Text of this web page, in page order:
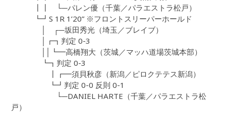
┃┃ └─パレン優（千葉／パラエストラ松戸）
┗┛S 1R 1’20” ※フロントスリーパーホールド
│ ┌─坂田秀光（埼玉／ブレイブ）
│┏┓判定 0-3
││┗━高橋翔大（茨城／マッハ道場茨城本部）
┗┓判定 0-3
┃┏━須貝秋彦（新潟／ピロクテテス新潟）
┗┛判定 0-0 反則 0-1
└─DANIEL HARTE（千葉／パラエストラ松
戸）